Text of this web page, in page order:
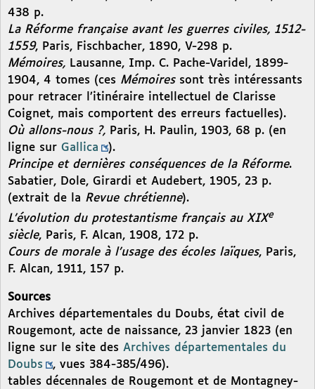
438 p.
La Réforme française avant les guerres civiles, 1512-
1559, Paris, Fischbacher, 1890, V-298 p.
Mémoires, Lausanne, Imp. C. Pache-Varidel, 1899-
1904, 4 tomes (ces Mémoiressont très intéressants
pour retracer l’itinéraire intellectuel de Clarisse
Coignet, mais comportent des erreurs factuelles).
Où allons-nous ?, Paris, H. Paulin, 1903, 68 p. (en
ligne sur Gallica
).
Principe et dernières conséquences de la Réforme.
Sabatier, Dole, Girardi et Audebert, 1905, 23 p.
(extrait de la Revue chrétienne).
L’évolution du protestantisme français au XIXe
siècle, Paris, F. Alcan, 1908, 172 p.
Cours de morale à l’usage des écoles laïques, Paris,
F. Alcan, 1911, 157 p.
Sources
Archives départementales du Doubs, état civil de
Rougemont, acte de naissance, 23 janvier 1823 (en
ligne sur le site des Archives départementales du
Doubs
, vues 384-385/496).
tables décennales de Rougemont et de Montagney-